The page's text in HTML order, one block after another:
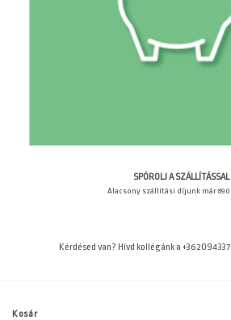
SPÓROLJ A SZÁLLÍTÁSSAL
Alacsony szállítási díjunk már
Kérdésed van? Hívd kollégánk a
Kosár